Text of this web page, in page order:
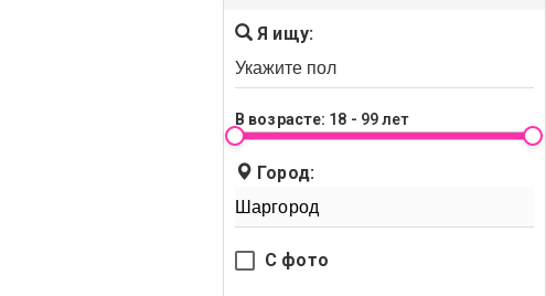
Я ищу:
В возрасте: 18 - 99 лет
Город:
С фото